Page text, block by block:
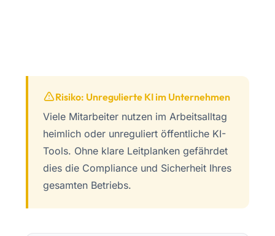
Risiko: Unregulierte KI im Unternehmen
Viele Mitarbeiter nutzen im Arbeitsalltag
heimlich oder unreguliert öffentliche KI-
Tools. Ohne klare Leitplanken gefährdet
dies die Compliance und Sicherheit Ihres
gesamten Betriebs.